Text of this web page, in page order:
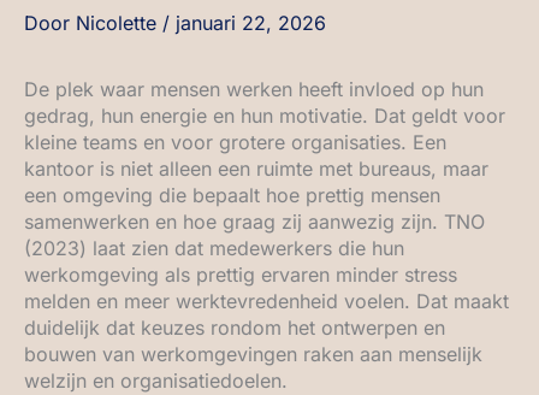
Door Nicolette / januari 22, 2026
De plek waar mensen werken heeft invloed op hun
gedrag, hun energie en hun motivatie. Dat geldt voor
kleine teams en voor grotere organisaties. Een
kantoor is niet alleen een ruimte met bureaus, maar
een omgeving die bepaalt hoe prettig mensen
samenwerken en hoe graag zij aanwezig zijn. TNO
(2023) laat zien dat medewerkers die hun
werkomgeving als prettig ervaren minder stress
melden en meer werktevredenheid voelen. Dat maakt
duidelijk dat keuzes rondom het ontwerpen en
bouwen van werkomgevingen raken aan menselijk
welzijn en organisatiedoelen.